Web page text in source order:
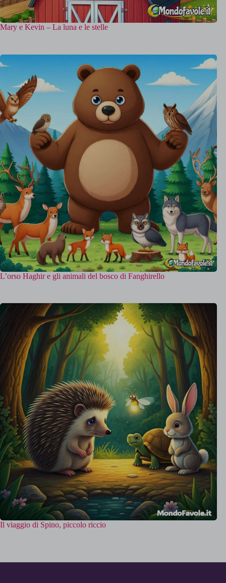
Mary e Kevin – La luna e le stelle
L’orso Haghir e gli animali del bosco di Fanghirello
Il viaggio di Spino, piccolo riccio